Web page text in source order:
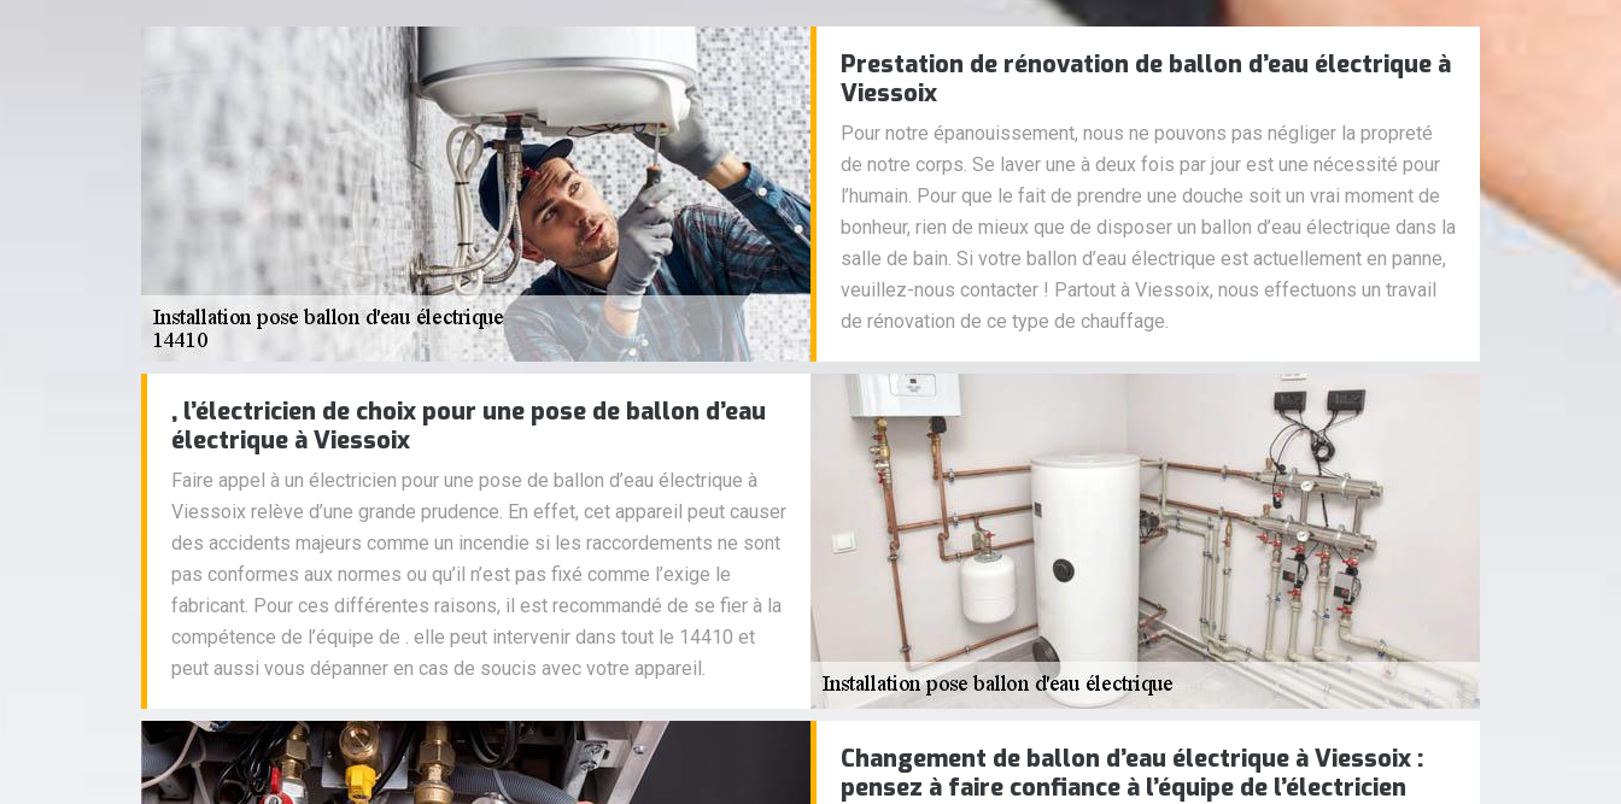
Prestation de rénovation de ballon d’eau électrique à
Viessoix
Pour notre épanouissement, nous ne pouvons pas négliger la propreté
de notre corps. Se laver une à deux fois par jour est une nécessité pour
l’humain. Pour que le fait de prendre une douche soit un vrai moment de
bonheur, rien de mieux que de disposer un ballon d’eau électrique dans la
salle de bain. Si votre ballon d’eau électrique est actuellement en panne,
veuillez-nous contacter ! Partout à Viessoix, nous effectuons un travail
de rénovation de ce type de chauffage.
, l’électricien de choix pour une pose de ballon d’eau
électrique à Viessoix
Faire appel à un électricien pour une pose de ballon d’eau électrique à
Viessoix relève d’une grande prudence. En effet, cet appareil peut causer
des accidents majeurs comme un incendie si les raccordements ne sont
pas conformes aux normes ou qu’il n’est pas fixé comme l’exige le
fabricant. Pour ces différentes raisons, il est recommandé de se fier à la
compétence de l’équipe de . elle peut intervenir dans tout le 14410 et
peut aussi vous dépanner en cas de soucis avec votre appareil.
Changement de ballon d’eau électrique à Viessoix :
pensez à faire confiance à l’équipe de l’électricien